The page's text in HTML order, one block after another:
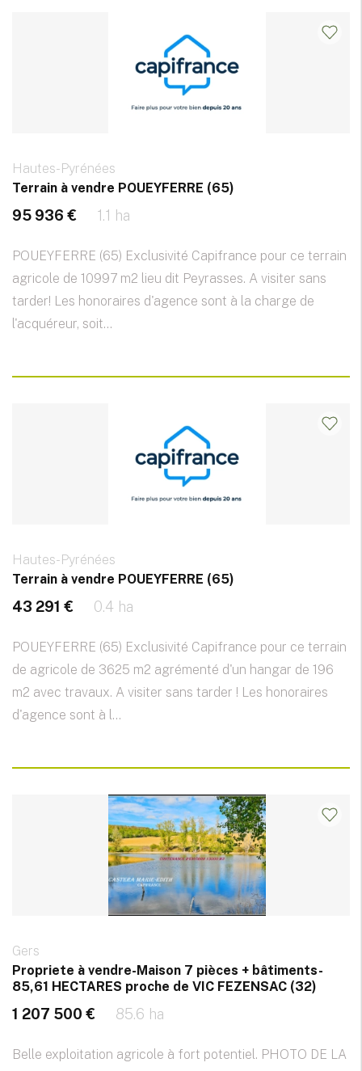
Hautes-Pyrénées
Terrain à vendre POUEYFERRE (65)
95 936 € 1.1 ha
POUEYFERRE (65) Exclusivité Capifrance pour ce terrain
agricole de 10997 m2 lieu dit Peyrasses. A visiter sans
tarder! Les honoraires d'agence sont à la charge de
l'acquéreur, soit...
Hautes-Pyrénées
Terrain à vendre POUEYFERRE (65)
43 291 € 0.4 ha
POUEYFERRE (65) Exclusivité Capifrance pour ce terrain
de agricole de 3625 m2 agrémenté d'un hangar de 196
m2 avec travaux. A visiter sans tarder ! Les honoraires
d'agence sont à l...
Gers
Propriete à vendre-Maison 7 pièces + bâtiments-
85,61 HECTARES proche de VIC FEZENSAC (32)
1 207 500 € 85.6 ha
Belle exploitation agricole à fort potentiel. PHOTO DE LA